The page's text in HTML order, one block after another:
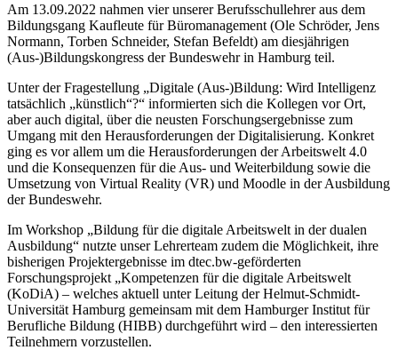
Am 13.09.2022 nahmen vier unserer Berufsschullehrer aus dem
Bildungsgang Kaufleute für Büromanagement (Ole Schröder, Jens
Normann, Torben Schneider, Stefan Befeldt) am diesjährigen
(Aus-)Bildungskongress der Bundeswehr in Hamburg teil.
Unter der Fragestellung „Digitale (Aus-)Bildung: Wird Intelligenz
tatsächlich „künstlich“?“ informierten sich die Kollegen vor Ort,
aber auch digital, über die neusten Forschungsergebnisse zum
Umgang mit den Herausforderungen der Digitalisierung. Konkret
ging es vor allem um die Herausforderungen der Arbeitswelt 4.0
und die Konsequenzen für die Aus- und Weiterbildung sowie die
Umsetzung von Virtual Reality (VR) und Moodle in der Ausbildung
der Bundeswehr.
Im Workshop „Bildung für die digitale Arbeitswelt in der dualen
Ausbildung“ nutzte unser Lehrerteam zudem die Möglichkeit, ihre
bisherigen Projektergebnisse im dtec.bw-geförderten
Forschungsprojekt „Kompetenzen für die digitale Arbeitswelt
(KoDiA) – welches aktuell unter Leitung der Helmut-Schmidt-
Universität Hamburg gemeinsam mit dem Hamburger Institut für
Berufliche Bildung (HIBB) durchgeführt wird – den interessierten
Teilnehmern vorzustellen.